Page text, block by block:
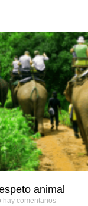
animal
hay comentarios